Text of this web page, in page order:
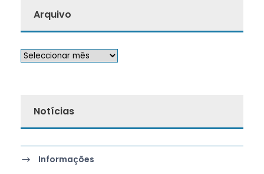
Arquivo
Notícias
Informações